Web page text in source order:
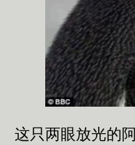
这只两眼放光的